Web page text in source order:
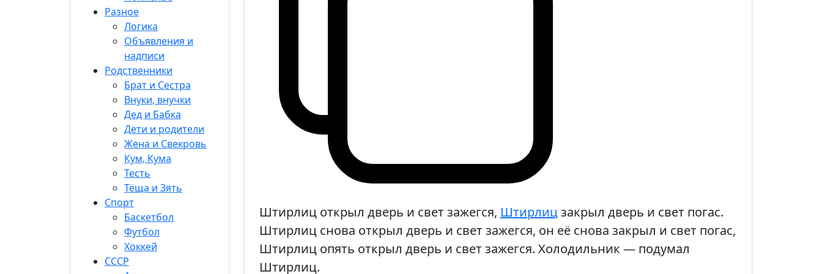
Разное
Логика
Объявления и
надписи
Родственники
Брат и Сестра
Внуки, внучки
Дед и Бабка
Дети и родители
Жена и Свекровь
Кум, Кума
Тесть
Тёща и Зять
Спорт
Баскетбол
Футбол
Хоккей
СССР
Штирлиц открыл дверь и свет зажегся, Штирлицзакрыл дверь и свет погас.
Штирлиц снова открыл дверь и свет зажегся, он её снова закрыл и свет погас,
Штирлиц опять открыл дверь и свет зажегся. Холодильник — подумал
Штирлиц.